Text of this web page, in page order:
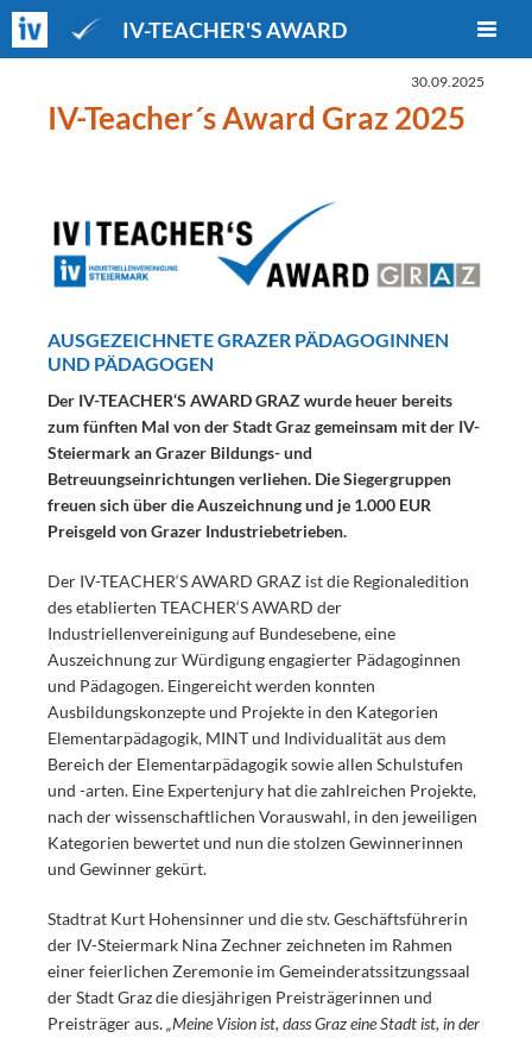
IV-TEACHER'S AWARD
30.09.2025
IV-Teacher´s Award Graz 2025
AUSGEZEICHNETE GRAZER PÄDAGOGINNEN
UND PÄDAGOGEN
Der IV-TEACHER‘S AWARD GRAZ wurde heuer bereits
zum fünften Mal von der Stadt Graz gemeinsam mit der IV-
Steiermark an Grazer Bildungs- und
Betreuungseinrichtungen verliehen. Die Siegergruppen
freuen sich über die Auszeichnung und je 1.000 EUR
Preisgeld von Grazer Industriebetrieben.
Der IV-TEACHER‘S AWARD GRAZ ist die Regionaledition
des etablierten TEACHER‘S AWARD der
Industriellenvereinigung auf Bundesebene, eine
Auszeichnung zur Würdigung engagierter Pädagoginnen
und Pädagogen. Eingereicht werden konnten
Ausbildungskonzepte und Projekte in den Kategorien
Elementarpädagogik, MINT und Individualität aus dem
Bereich der Elementarpädagogik sowie allen Schulstufen
und -arten. Eine Expertenjury hat die zahlreichen Projekte,
nach der wissenschaftlichen Vorauswahl, in den jeweiligen
Kategorien bewertet und nun die stolzen Gewinnerinnen
und Gewinner gekürt.
Stadtrat Kurt Hohensinner und die stv. Geschäftsführerin
der IV-Steiermark Nina Zechner zeichneten im Rahmen
einer feierlichen Zeremonie im Gemeinderatssitzungssaal
der Stadt Graz die diesjährigen Preisträgerinnen und
Preisträger aus.„Meine Vision ist, dass Graz eine Stadt ist, in der